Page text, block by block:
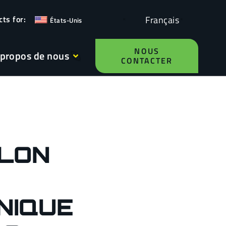
États-Unis Français
de nous NOUS
CONTACTER